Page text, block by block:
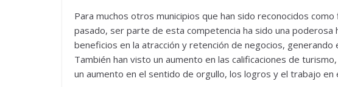
Para muchos otros municipios que han sido reconocidos como
pasado, ser parte de esta competencia ha sido una
beneficios en la atracción y retención de negocios,
También han visto un aumento en las calificaciones de
un aumento en el sentido de orgullo, los logros y el trabajo